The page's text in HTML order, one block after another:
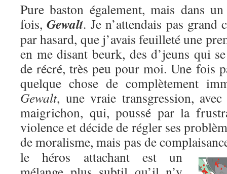
Pure baston également, mais dans
fois,Gewalt. Je n’attendais pas grand
par hasard, que j’avais feuilleté une
en me disant beurk, des d’jeuns qui
de récré, très peu pour moi. Une fois
quelque chose de complètement
Gewalt, une vraie transgression,
maigrichon, qui, poussé par la
violence et décide de régler ses
de moralisme, mais pas de
le héros attachant est un